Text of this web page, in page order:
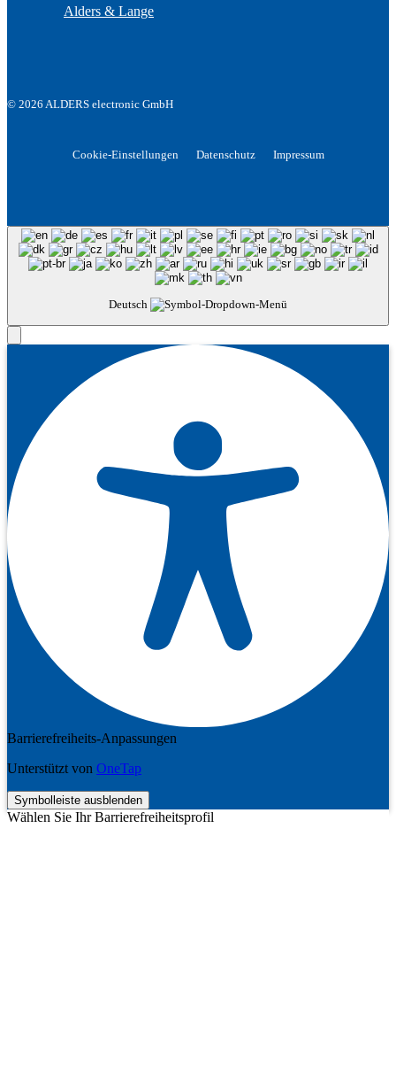
Alders & Lange
© 2026 ALDERS electronic GmbH
Cookie-Einstellungen Datenschutz Impressum
Deutsch
Barrierefreiheits-Anpassungen
Unterstützt von OneTap
Symbolleiste ausblenden
Wählen Sie Ihr Barrierefreiheitsprofil